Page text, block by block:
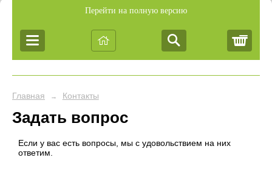
Перейти на полную версию
Главная → Контакты
Задать вопрос
Если у вас есть вопросы, мы с удовольствием на них
ответим.